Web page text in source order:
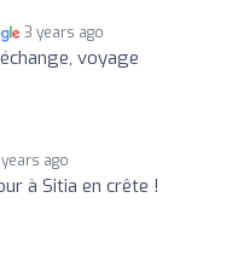
3 years ago
voyage
ago
à Sitia en crête !